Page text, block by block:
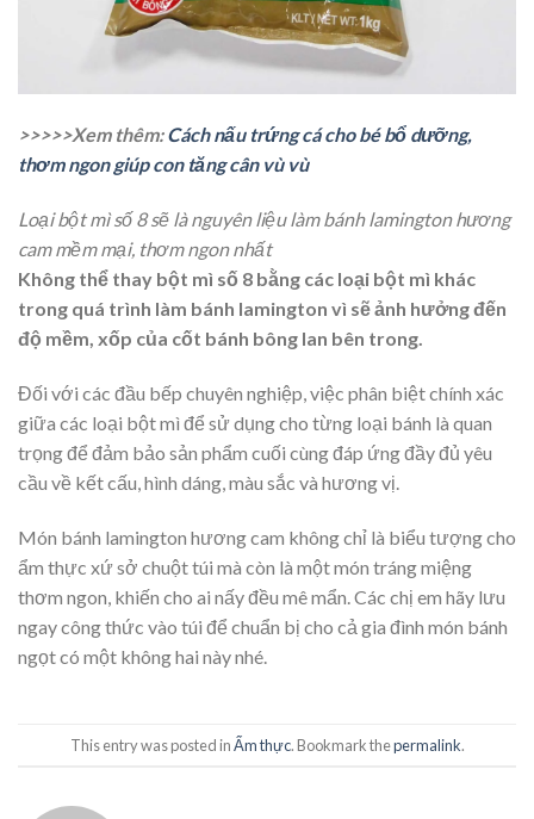
>>>>>Xem thêm:Cách nấu trứng cá cho bé bổ dưỡng,
thơm ngon giúp con tăng cân vù vù
Loại bột mì số 8 sẽ là nguyên liệu làm bánh lamington hương
cam mềm mại, thơm ngon nhất
Không thể thay bột mì số 8 bằng các loại bột mì khác
trong quá trình làm bánh lamington vì sẽ ảnh hưởng đến
độ mềm, xốp của cốt bánh bông lan bên trong.
Đối với các đầu bếp chuyên nghiệp, việc phân biệt chính xác
giữa các loại bột mì để sử dụng cho từng loại bánh là quan
trọng để đảm bảo sản phẩm cuối cùng đáp ứng đầy đủ yêu
cầu về kết cấu, hình dáng, màu sắc và hương vị.
Món bánh lamington hương cam không chỉ là biểu tượng cho
ẩm thực xứ sở chuột túi mà còn là một món tráng miệng
thơm ngon, khiến cho ai nấy đều mê mẩn. Các chị em hãy lưu
ngay công thức vào túi để chuẩn bị cho cả gia đình món bánh
ngọt có một không hai này nhé.
This entry was posted inẨm thực. Bookmark thepermalink.